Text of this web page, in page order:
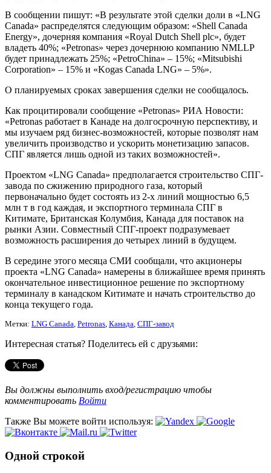
В сообщении пишут: «В результате этой сделки доли в «LNG
Canada» распределятся следующим образом: «Shell Canada
Energy», дочерняя компания «Royal Dutch Shell plc», будет
владеть 40%; «Petronas» через дочернюю компанию NMLLP
будет принадлежать 25%; «PetroChina» – 15%; «Mitsubishi
Corporation» – 15% и «Kogas Canada LNG» – 5%».
О планируемых сроках завершения сделки не сообщалось.
Как процитировали сообщение «Petronas» РИА Новости:
«Petronas работает в Канаде на долгосрочную перспективу, и
мы изучаем ряд бизнес-возможностей, которые позволят нам
увеличить производство и ускорить монетизацию запасов.
СПГ является лишь одной из таких возможностей».
Проектом «LNG Canada» предполагается строительство СПГ-
завода по сжижению природного газа, который
первоначально будет состоять из 2-х линий мощностью 6,5
млн т в год каждая, и экспортного терминала СПГ в
Китимате, Британская Колумбия, Канада для поставок на
рынки Азии. Совместный СПГ-проект подразумевает
возможность расширения до четырех линий в будущем.
В середине этого месяца СМИ сообщали, что акционеры
проекта «LNG Canada» намерены в ближайшее время принять
окончательное инвестиционное решение по экспортному
терминалу в канадском Китимате и начать строительство до
конца текущего года.
Метки: LNG Canada, Petronas, Канада, СПГ-завод
Интересная статья? Поделитесь ей с друзьями:
Вы должны выполнить вход/регистрацию чтобы
комментировать Войти
Также Вы можете войти используя:
Одной строкой